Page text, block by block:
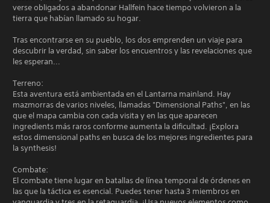
verse obligados a abandonar Hallfein hace tiempo volvieron a la
tierra que habían llamado su hogar.
Tras encontrarse en su pueblo, los dos emprenden un viaje para
descubrir la verdad, sin saber los encuentros y las revelaciones que
les esperan...
Terreno:
Esta aventura está ambientada en el Lantarna mainland. Hay
mazmorras de varios niveles, llamadas "Dimensional Paths", en las
que el mapa cambia con cada visita y en las que aparecen
ingredients más raros conforme aumenta la dificultad. ¡Explora
estos dimensional paths en busca de los mejores ingredientes para
la synthesis!
Combate:
El combate tiene lugar en batallas de línea temporal de órdenes en
las que la táctica es esencial. Puedes tener hasta 3 miembros en